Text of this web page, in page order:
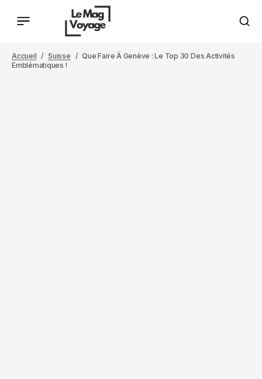
Accueil Suisse
Que Faire À Genève : Le Top 30 Des Activités
Emblématiques !